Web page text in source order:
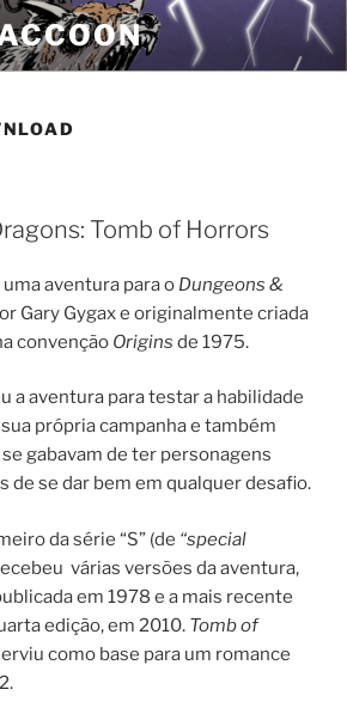
Tomb of Horrors
aventura para o Dungeons &
Gary Gygax e originalmente criada
convenção Origins de 1975.
a aventura para testar a habilidade
própria campanha e também
gabavam de ter personagens
de se dar bem em qualquer desafio.
da série “S” (de “special
várias versões da aventura,
em 1978 e a mais recente
edição, em 2010. Tomb of
como base para um romance